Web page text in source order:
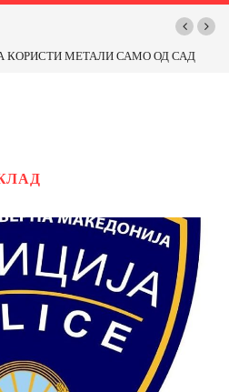
КОРИСТИ МЕТАЛИ САМО ОД САД